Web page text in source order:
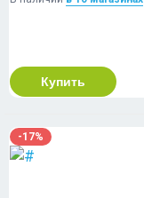
Купить
-17%